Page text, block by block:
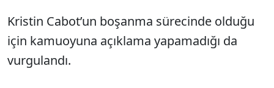
Kristin Cabot’un boşanma sürecinde olduğu
için kamuoyuna açıklama yapamadığı da
vurgulandı.